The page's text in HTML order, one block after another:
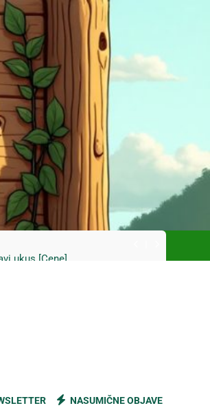
masti [Cene]
taksi [Mapa]
ukus [Cene]
taksi [Mapa]
ukus [Cene]
NASUMIČNE OBJAVE